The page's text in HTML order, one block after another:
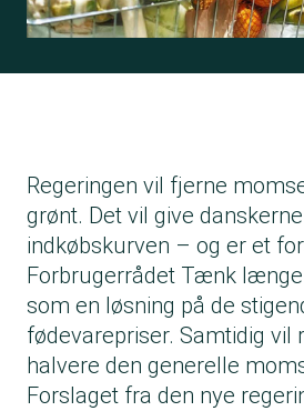
Regeringen vil fjerne
grønt. Det vil give
indkøbskurven – og er et
Forbrugerrådet Tænk
som en løsning på de
fødevarepriser. Samtidig vil
halvere den generelle
Forslaget fra den nye